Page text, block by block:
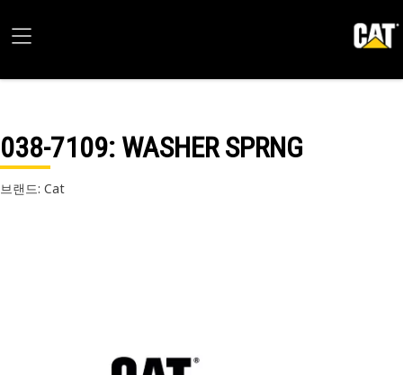
038-7109: WASHER SPRNG
브랜드: Cat